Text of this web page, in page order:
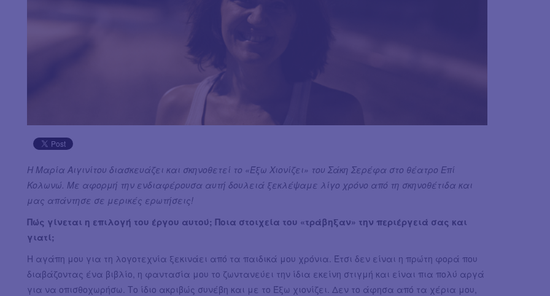
Η Μαρία Αιγινίτου διασκευάζει και σκηνοθετεί το «Έξω Χιονίζει» του Σάκη Σερέφα στο θέατρο Επί
Κολωνώ. Με αφορμή την ενδιαφέρουσα αυτή δουλειά ξεκλέψαμε λίγο χρόνο από τη σκηνοθέτιδα και
μας απάντησε σε μερικές ερωτήσεις!
Πώς γίνεται η επιλογή του έργου αυτού; Ποια στοιχεία του «τράβηξαν» την περιέργειά σας και
γιατί;
Η αγάπη μου για τη λογοτεχνία ξεκινάει από τα παιδικά μου χρόνια. Έτσι δεν είναι η πρώτη φορά που
διαβάζοντας ένα βιβλίο, η φαντασία μου το ζωντανεύει την ίδια εκείνη στιγμή και είναι πια πολύ αργά
για να οπισθοχωρήσω. Το ίδιο ακριβώς συνέβη και με το Έξω χιονίζει. Δεν το άφησα από τα χέρια μου,